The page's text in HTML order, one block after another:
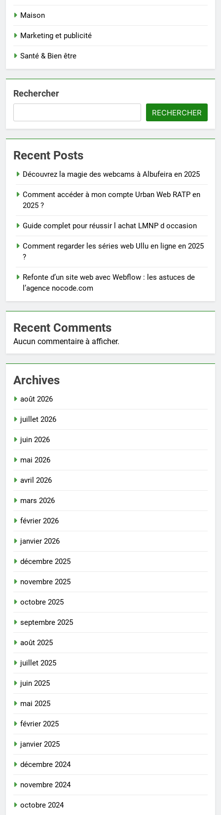
Maison
Marketing et publicité
Santé & Bien être
Rechercher
RECHERCHER
Recent Posts
Découvrez la magie des webcams à Albufeira en 2025
Comment accéder à mon compte Urban Web RATP en
2025 ?
Guide complet pour réussir l achat LMNP d occasion
Comment regarder les séries web Ullu en ligne en 2025
?
Refonte d’un site web avec Webflow : les astuces de
l’agence nocode.com
Recent Comments
Aucun commentaire à afficher.
Archives
août 2026
juillet 2026
juin 2026
mai 2026
avril 2026
mars 2026
février 2026
janvier 2026
décembre 2025
novembre 2025
octobre 2025
septembre 2025
août 2025
juillet 2025
juin 2025
mai 2025
février 2025
janvier 2025
décembre 2024
novembre 2024
octobre 2024